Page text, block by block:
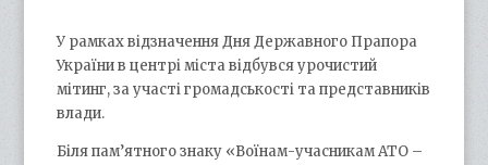
У рамках відзначення Дня Державного Прапора
України в центрі міста відбувся урочистий
мітинг, за участі громадськості та представників
влади.
Біля пам’ятного знаку «Воїнам-учасникам АТО –